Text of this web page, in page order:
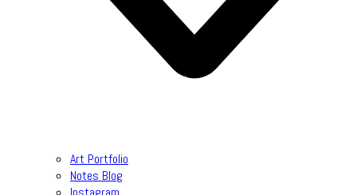
Art Portfolio
Notes Blog